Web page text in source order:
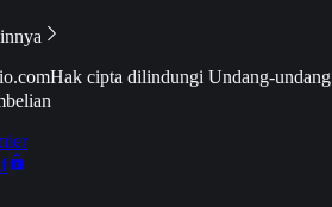
Hak cipta dilindungi Undang-undang